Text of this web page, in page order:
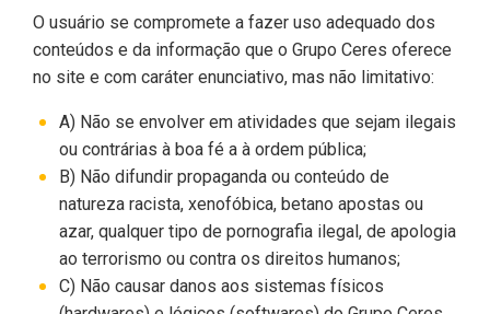
O usuário se compromete a fazer uso adequado dos
conteúdos e da informação que o Grupo Ceres oferece
no site e com caráter enunciativo, mas não limitativo:
A) Não se envolver em atividades que sejam ilegais
ou contrárias à boa fé a à ordem pública;
B) Não difundir propaganda ou conteúdo de
natureza racista, xenofóbica, betano apostas ou
azar, qualquer tipo de pornografia ilegal, de apologia
ao terrorismo ou contra os direitos humanos;
C) Não causar danos aos sistemas físicos